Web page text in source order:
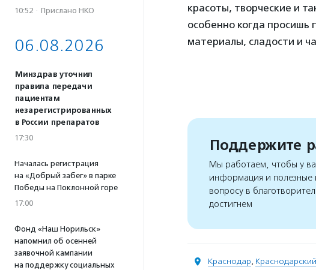
10:52 · Прислано НКО
06.08.2026
Минздрав уточнил
правила передачи
пациентам
незарегистрированных
в России препаратов
17:30
Началась регистрация
на «Добрый забег» в парке
Победы на Поклонной горе
17:00
Фонд «Наш Норильск»
напомнил об осенней
заявочной кампании
на поддержку социальных
красоты, творческие и
особенно когда просишь
материалы, сладости и
Поддержите
Мы работаем, чтобы у
информация и
вопросу в
достигнем
Краснодар,